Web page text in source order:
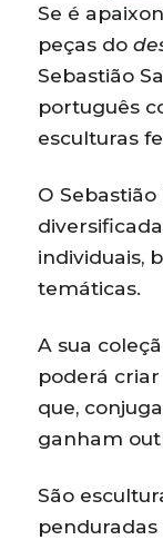
Se é
peças do
Sebastião
português
esculturas
O
individuais,
temáticas.
A sua
poderá
que,
ganham
São